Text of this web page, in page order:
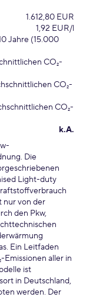
1.612,80 EUR
1,92 EUR/l
Jahre (15.000
CO₂-
CO₂-
CO₂-
k.A.
Die
Light-duty
nur von der
den Pkw,
Ein Leitfaden
aller in
ist
in Deutschland,
werden. Der